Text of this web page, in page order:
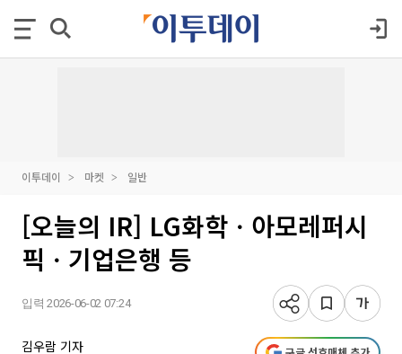
이투데이 마켓 일반
[오늘의 IR] LG화학ㆍ아모레퍼시
픽ㆍ기업은행 등
입력 2026-06-02 07:24
김우람 기자